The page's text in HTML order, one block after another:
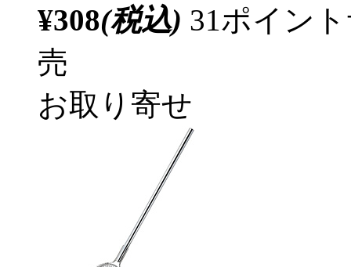
¥308(税込) 31ポイン
売
お取り寄せ